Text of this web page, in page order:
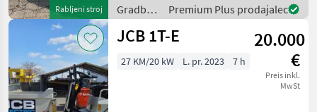
Rabljeni stroj Spezialgebiet: Ankauf - Ver
Gradbeni
stroji /
JCB
Premium Plus prodajalec
JCB 1T-E
20.000
€
Preis inkl.
MwSt
27 KM/20 kW L. pr. 2023 7 h